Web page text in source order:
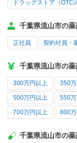
ドラッグストア（OTC
千葉県流山市の
正社員 契約社員・
千葉県流山市の
300万円以上 350
500万円以上 550
700万円以上 800
千葉県流山市の